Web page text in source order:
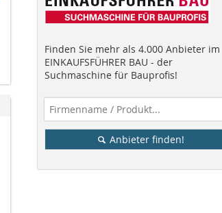
Finden Sie mehr als 4.000 Anbieter im
EINKAUFSFÜHRER BAU - der
Suchmaschine für Bauprofis!
Anbieter finden!